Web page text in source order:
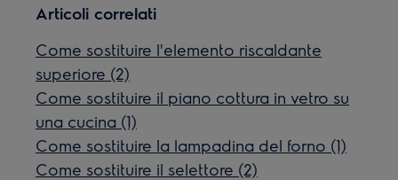
Articoli correlati
Come sostituire l'elemento riscaldante
superiore (2)
Come sostituire il piano cottura in vetro su
una cucina (1)
Come sostituire la lampadina del forno (1)
Come sostituire il selettore (2)